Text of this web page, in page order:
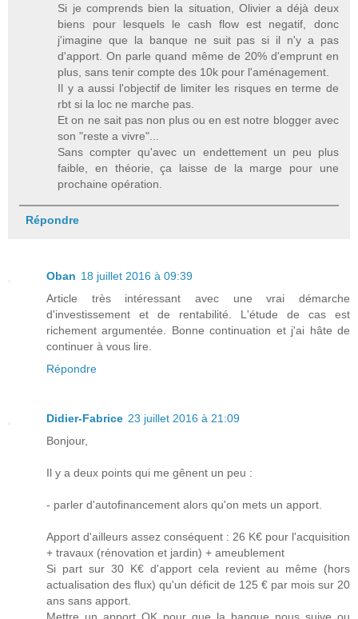
Si je comprends bien la situation, Olivier a déjà deux
biens pour lesquels le cash flow est negatif, donc
j'imagine que la banque ne suit pas si il n'y a pas
d'apport. On parle quand même de 20% d'emprunt en
plus, sans tenir compte des 10k pour l'aménagement.
Il y a aussi l'objectif de limiter les risques en terme de
rbt si la loc ne marche pas.
Et on ne sait pas non plus ou en est notre blogger avec
son "reste a vivre"...
Sans compter qu'avec un endettement un peu plus
faible, en théorie, ça laisse de la marge pour une
prochaine opération.
Répondre
Oban 18 juillet 2016 à 09:39
Article très intéressant avec une vrai démarche
d'investissement et de rentabilité. L'étude de cas est
richement argumentée. Bonne continuation et j'ai hâte de
continuer à vous lire.
Répondre
Didier-Fabrice 23 juillet 2016 à 21:09
Bonjour,
Il y a deux points qui me gênent un peu :
- parler d'autofinancement alors qu'on mets un apport.
Apport d'ailleurs assez conséquent : 26 K€ pour l'acquisition
+ travaux (rénovation et jardin) + ameublement
Si part sur 30 K€ d'apport cela revient au même (hors
actualisation des flux) qu'un déficit de 125 € par mois sur 20
ans sans apport.
Mettre un apport OK pour que la banque nous suive ou